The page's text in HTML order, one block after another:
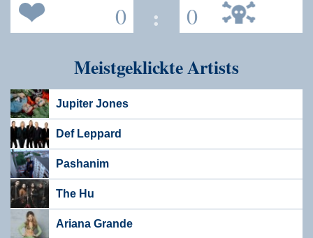
0 : 0
Meistgeklickte Artists
Jupiter Jones
Def Leppard
Pashanim
The Hu
Ariana Grande